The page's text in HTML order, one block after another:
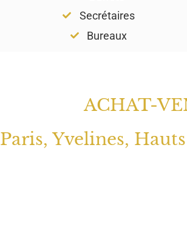
Secrétaires
Bureaux
ACHAT-
Paris, Yvelines,